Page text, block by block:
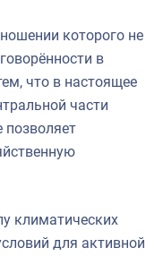
которого не
в
что в настоящее
части
позволяет
климатических
для активной